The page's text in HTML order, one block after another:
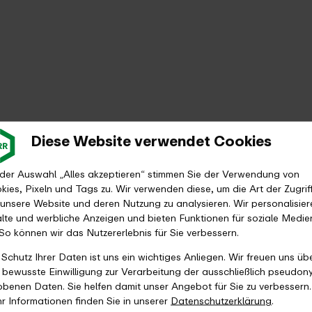
Diese Website verwendet Cookies
Auswahl „Alles akzeptieren“ stimmen Sie der Verwendung von
Pixeln und Tags zu. Wir verwenden diese, um die Art der
Website und deren Nutzung zu analysieren. Wir
und werbliche Anzeigen und bieten Funktionen für soziale
können wir das Nutzererlebnis für Sie verbessern.
Ihrer Daten ist uns ein wichtiges Anliegen. Wir freuen uns
Einwilligung zur Verarbeitung der ausschließlich
Daten. Sie helfen damit unser Angebot für Sie zu verbessern.
Informationen finden Sie in unsererDatenschutzerklärung.
Städte und Kreise den Öffentlichen
die Kommunen des im Gesetz genannten
19 Städten und fünf Kreisen, der
selbst, sondern haben diese auf die VRR AöR, also die
im Verbund. Denn sie entsenden
besetzen wiederum die höchsten
soll.
finden Sie unter „Der Verbund“. Jetzt klicken und